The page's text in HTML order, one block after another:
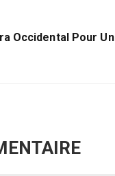
Occidental Pour Un